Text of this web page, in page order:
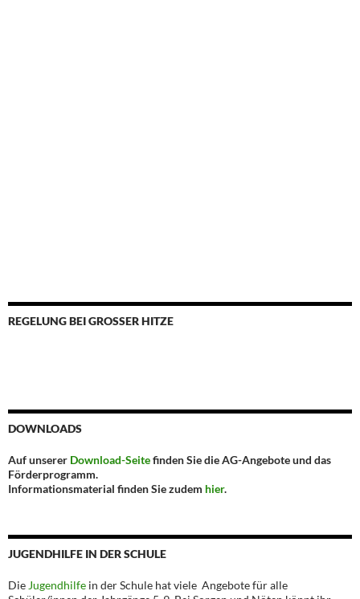
REGELUNG BEI GROSSER HITZE
DOWNLOADS
Auf unserer Download-Seitefinden Sie die AG-Angebote und das
Förderprogramm.
Informationsmaterial finden Sie zudem hier.
JUGENDHILFE IN DER SCHULE
Die Jugendhilfe in der Schule hat viele Angebote für alle